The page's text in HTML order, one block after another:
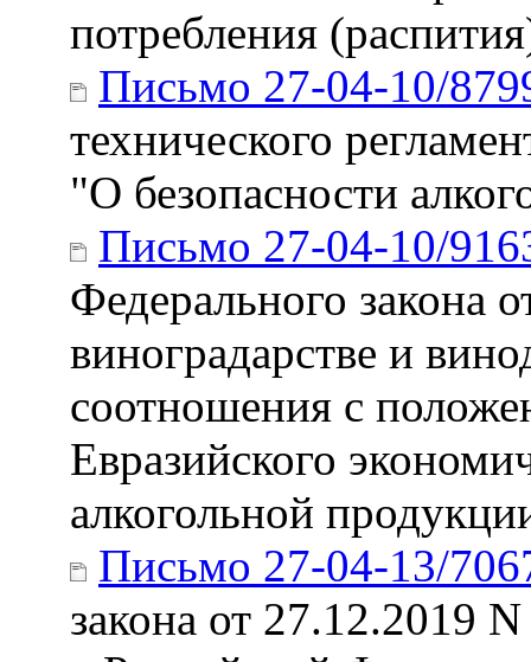
потребления
Письмо 27-04-10/
технического
"О безопасности
Письмо 27-04-10/
Федерального закона
виноградарстве и
соотношения с
Евразийского
алкогольной
Письмо 27-04-13/
закона от 27.12.2019